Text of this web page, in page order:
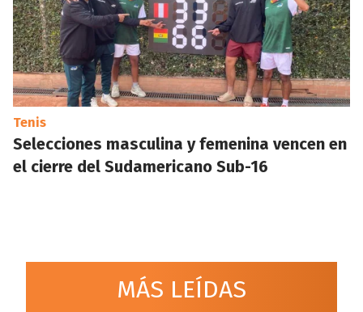
Tenis
Selecciones masculina y femenina vencen en
el cierre del Sudamericano Sub-16
MÁS LEÍDAS